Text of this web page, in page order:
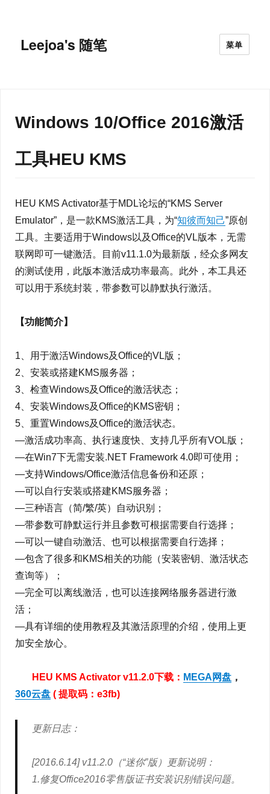
Leejoa's 随笔 菜单
Windows 10/Office 2016激活
工具HEU KMS
HEU KMS Activator基于MDL论坛的“KMS Server
Emulator”，是一款KMS激活工具，为“知彼而知己”原创
工具。主要适用于Windows以及Office的VL版本，无需
联网即可一键激活。目前v11.1.0为最新版，经众多网友
的测试使用，此版本激活成功率最高。此外，本工具还
可以用于系统封装，带参数可以静默执行激活。
【功能简介】
1、用于激活Windows及Office的VL版；
2、安装或搭建KMS服务器；
3、检查Windows及Office的激活状态；
4、安装Windows及Office的KMS密钥；
5、重置Windows及Office的激活状态。
—激活成功率高、执行速度快、支持几乎所有VOL版；
—在Win7下无需安装.NET Framework 4.0即可使用；
—支持Windows/Office激活信息备份和还原；
—可以自行安装或搭建KMS服务器；
—三种语言（简/繁/英）自动识别；
—带参数可静默运行并且参数可根据需要自行选择；
—可以一键自动激活、也可以根据需要自行选择；
—包含了很多和KMS相关的功能（安装密钥、激活状态
查询等）；
—完全可以离线激活，也可以连接网络服务器进行激
活；
—具有详细的使用教程及其激活原理的介绍，使用上更
加安全放心。
HEU KMS Activator v11.2.0下载： MEGA网盘 ，
360云盘 ( 提取码：e3fb)
更新日志：
[2016.6.14] v11.2.0（“迷你”版）更新说明：
1.修复Office2016零售版证书安装识别错误问题。